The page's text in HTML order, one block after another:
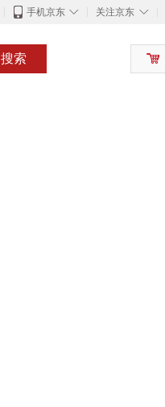
◇
手机京东 ◇
关注京东
搜索